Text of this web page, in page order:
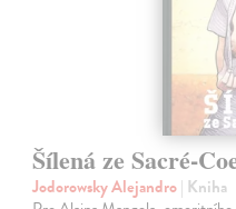
Šílená ze Sacré-
Jodorowsky Alejandro| Kniha